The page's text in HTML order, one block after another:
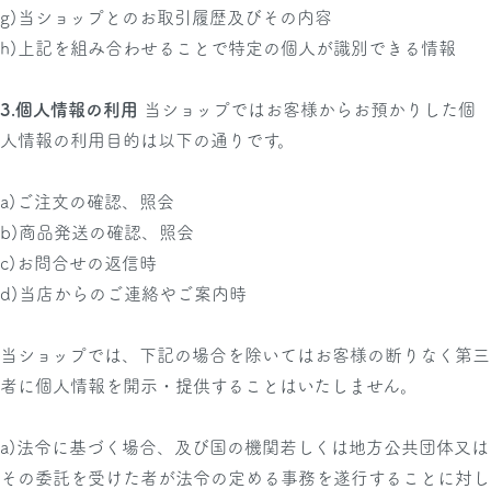
g)当ショップとのお取引履歴及びその内容
h)上記を組み合わせることで特定の個人が識別できる情報
3.個人情報の利用
当ショップではお客様からお預かりした個
人情報の利用目的は以下の通りです。
a)ご注文の確認、照会
b)商品発送の確認、照会
c)お問合せの返信時
d)当店からのご連絡やご案内時
当ショップでは、下記の場合を除いてはお客様の断りなく第三
者に個人情報を開示・提供することはいたしません。
a)法令に基づく場合、及び国の機関若しくは地方公共団体又は
その委託を受けた者が法令の定める事務を遂行することに対し